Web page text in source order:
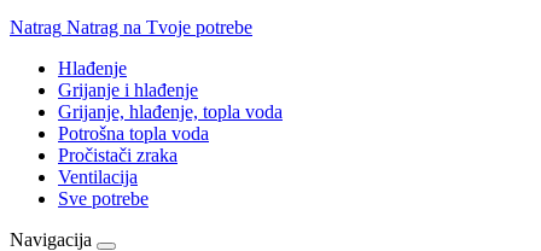
Natrag Natrag na Tvoje potrebe
Hlađenje
Grijanje i hlađenje
Grijanje, hlađenje, topla voda
Potrošna topla voda
Pročistači zraka
Ventilacija
Sve potrebe
Navigacija